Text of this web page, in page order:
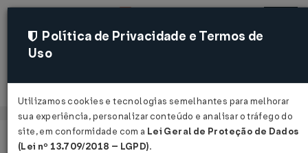
Acessar
Página Inicial Legislações
Política de Privacidade e Termos de
Uso
Utilizamos cookies e tecnologias semelhantes para melhorar
sua experiência, personalizar conteúdo e analisar o tráfego do
site, em conformidade com a Lei Geral de Proteção de Dados
(Lei nº 13.709/2018 – LGPD).